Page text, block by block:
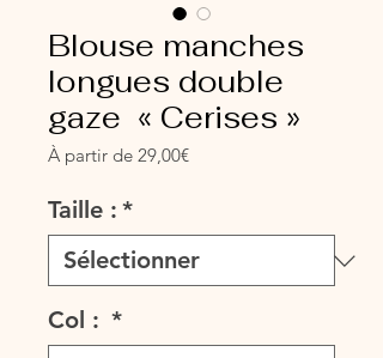
Blouse manches
longues double
gaze « Cerises »
À partir de 29,00€Prix
Taille : *
Col : *